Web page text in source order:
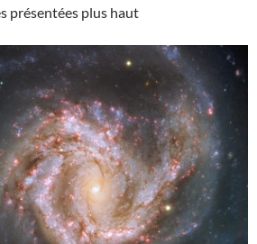
présentées plus haut